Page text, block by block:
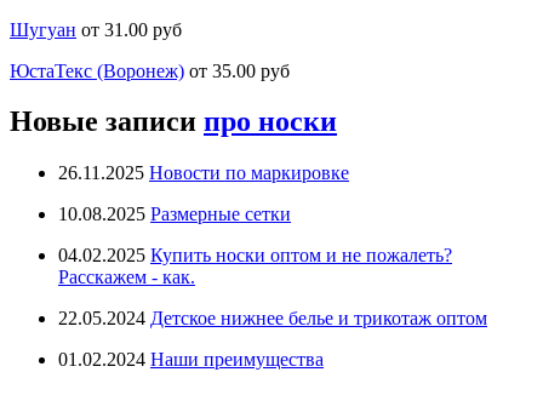
Шугуан от 31.00 руб
ЮстаТекс (Воронеж) от 35.00 руб
Новые записи про носки
26.11.2025 Новости по маркировке
10.08.2025 Размерные сетки
04.02.2025 Купить носки оптом и не пожалеть?
Расскажем - как.
22.05.2024 Детское нижнее белье и трикотаж оптом
01.02.2024 Наши преимущества